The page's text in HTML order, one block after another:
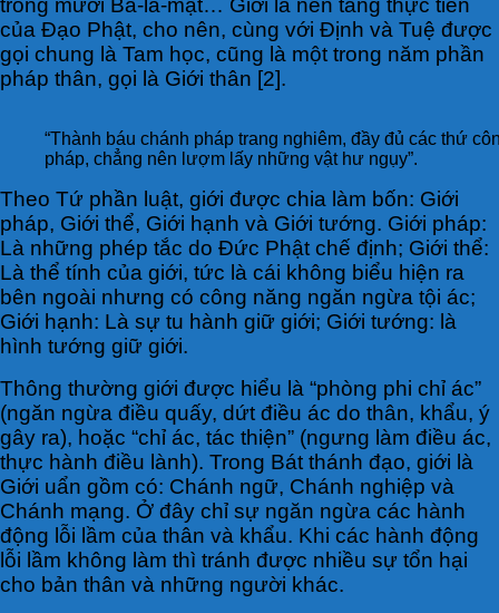
trong mười Ba-la-mật… Giới là nền tảng thực tiễn
của Đạo Phật, cho nên, cùng với Định và Tuệ được
gọi chung là Tam học, cũng là một trong năm phần
pháp thân, gọi là Giới thân [2].
“Thành báu chánh pháp trang nghiêm, đầy đủ các thứ
pháp, chẳng nên lượm lấy những vật hư ngụy”.
Theo Tứ phần luật, giới được chia làm bốn: Giới
pháp, Giới thể, Giới hạnh và Giới tướng. Giới pháp:
Là những phép tắc do Đức Phật chế định; Giới thể:
Là thể tính của giới, tức là cái không biểu hiện ra
bên ngoài nhưng có công năng ngăn ngừa tội ác;
Giới hạnh: Là sự tu hành giữ giới; Giới tướng: là
hình tướng giữ giới.
Thông thường giới được hiểu là “phòng phi chỉ ác”
(ngăn ngừa điều quấy, dứt điều ác do thân, khẩu, ý
gây ra), hoặc “chỉ ác, tác thiện” (ngưng làm điều ác,
thực hành điều lành). Trong Bát thánh đạo, giới là
Giới uẩn gồm có: Chánh ngữ, Chánh nghiệp và
Chánh mạng. Ở đây chỉ sự ngăn ngừa các hành
động lỗi lầm của thân và khẩu. Khi các hành động
lỗi lầm không làm thì tránh được nhiều sự tổn hại
cho bản thân và những người khác.